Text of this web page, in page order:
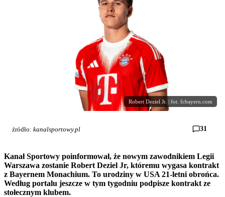
Robert Deziel Jr. | fot. fcbayern.com
źródło: kanalsportowy.pl 31
Kanał Sportowy poinformował, że nowym zawodnikiem Legii
Warszawa zostanie Robert Deziel Jr, któremu wygasa kontrakt
z Bayernem Monachium. To urodziny w USA 21-letni obrońca.
Według portalu jeszcze w tym tygodniu podpisze kontrakt ze
stołecznym klubem.